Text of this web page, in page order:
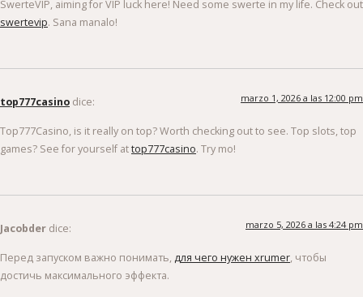
SwerteVIP, aiming for VIP luck here! Need some swerte in my life. Check out
swertevip. Sana manalo!
top777casino dice: marzo 1, 2026 a las 12:00 pm
Top777Casino, is it really on top? Worth checking out to see. Top slots, top
games? See for yourself attop777casino. Try mo!
Jacobder dice: marzo 5, 2026 a las 4:24 pm
Перед запуском важно понимать,для чего нужен xrumer, чтобы
достичь максимального эффекта.